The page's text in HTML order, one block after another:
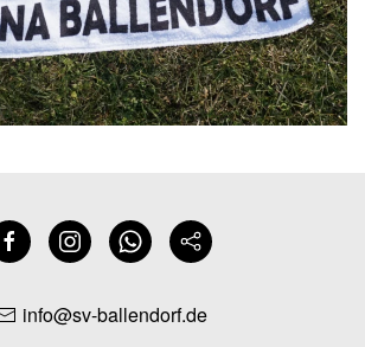
info@sv-ballendorf.de